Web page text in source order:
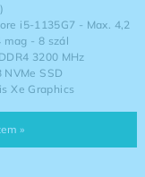
i5-1135G7 - Max. 4,2
mag - 8 szál
3200 MHz
NVMe SSD
Xe Graphics